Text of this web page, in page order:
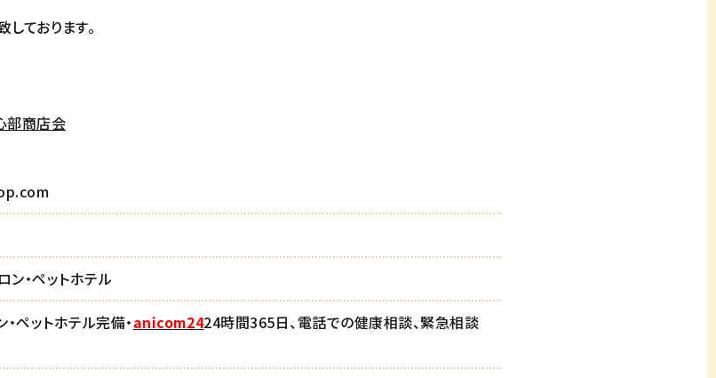
ております。
部商店会
ン・ペットホテル
ペットホテル完備・anicom2424時間365日、電話での健康相談、緊急相談